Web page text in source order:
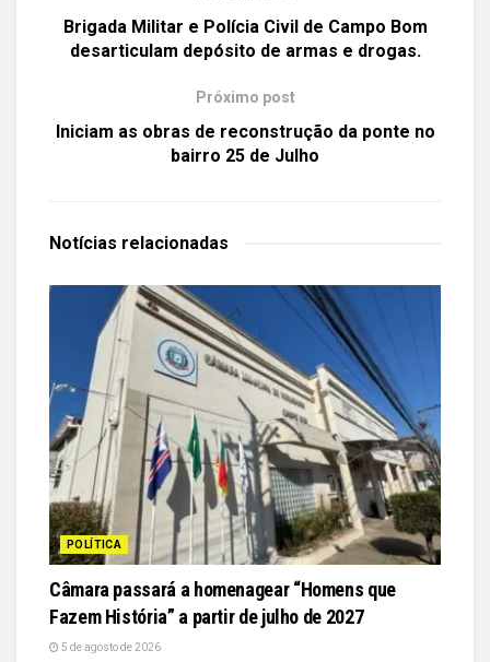
Brigada Militar e Polícia Civil de Campo Bom
desarticulam depósito de armas e drogas.
Próximo post
Iniciam as obras de reconstrução da ponte no
bairro 25 de Julho
Notícias relacionadas
POLÍTICA
Câmara passará a homenagear “Homens que
Fazem História” a partir de julho de 2027
5 de agosto de 2026